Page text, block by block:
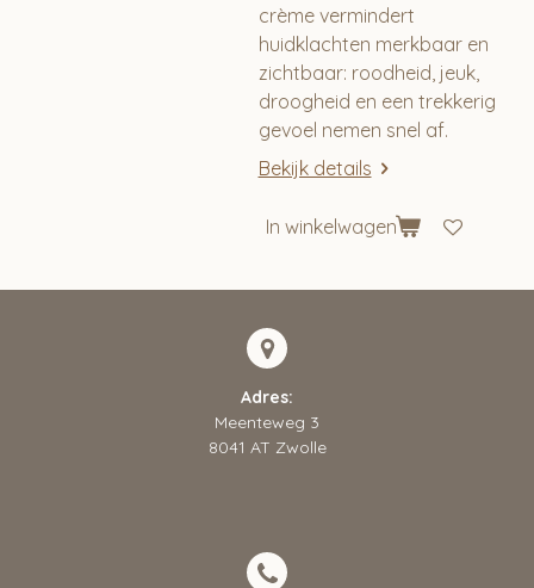
crème vermindert
huidklachten merkbaar en
zichtbaar: roodheid, jeuk,
droogheid en een trekkerig
gevoel nemen snel af.
Bekijk details
In winkelwagen
Adres:
Meenteweg 3
8041 AT Zwolle